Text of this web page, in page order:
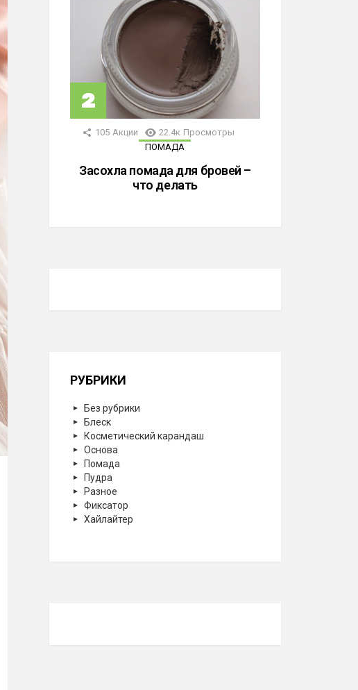
105 Акции 22.4к Просмотры
ПОМАДА
Засохла помада для бровей –
что делать
РУБРИКИ
Без рубрики
Блеск
Косметический карандаш
Основа
Помада
Пудра
Разное
Фиксатор
Хайлайтер